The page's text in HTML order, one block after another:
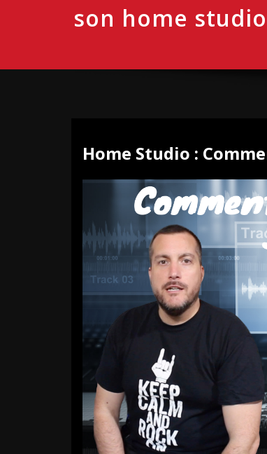
son home
Home Studio :